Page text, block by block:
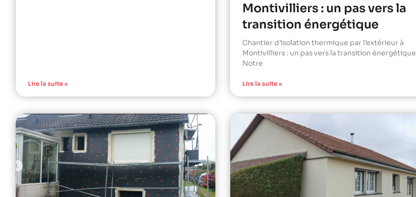
Lire la suite »
Montivilliers : un pas vers la
transition énergétique
Chantier d’isolation thermique par l’extérieur à
Montivilliers : un pas vers la transition énergétique
Notre
Lire la suite »